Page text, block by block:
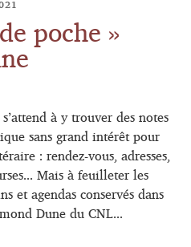
poche »
à y trouver des notes
sans grand intérêt pour
: rendez-vous, adresses,
Mais à feuilleter les
et agendas conservés dans
Dune du CNL...